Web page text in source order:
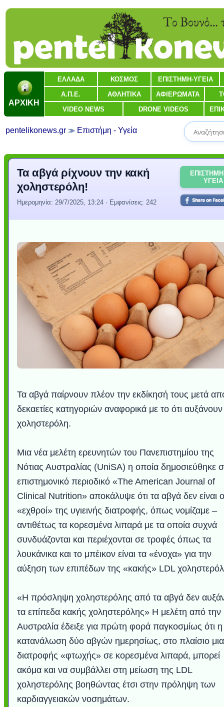
ΑΡΧΙΚΗ
ΕΛΛΑΔΑ ΚΟΣΜΟΣ ΕΠΙΣΤΗΜΗ-ΥΓΕΙΑ
Α.Π.Ε. ΑΘΛΗΤΙΚΑ ΑΦΙΕΡΩΜΑΤΑ
VIDEO NEWS DRONE VIDEOS
pentelikonews.gr Επιστήμη - Υγεία
ΕΠΙΣΤΗΜΗ
ΥΓΕΙΑ
Τα αβγά ρίχνουν την κακή
χοληστερόλη!
Ημερομηνία: 29/7/2025, 13:24 · Εμφανίσεις: 242
Τα αβγά παίρνουν πλέον την εκδίκησή τους μετά
δεκαετίες κατηγοριών αναφορικά με το ότι
χοληστερόλη.
Μια νέα μελέτη ερευνητών του Πανεπιστημίου της
Νότιας Αυστραλίας (UniSA) η οποία δημοσιεύθηκε
επιστημονικό περιοδικό «The American Journal of
Clinical Nutrition» αποκάλυψε ότι τα αβγά δεν είναι
«εχθροί» της υγιεινής διατροφής, όπως νομίζαμε –
αντιθέτως τα κορεσμένα λιπαρά με τα οποία συχνά
συνδυάζονται και περιέχονται σε τροφές όπως τα
λουκάνικα και το μπέικον είναι τα «ένοχα» για την
αύξηση των επιπέδων της «κακής» LDL
«Η πρόσληψη χοληστερόλης από τα αβγά δεν
τα επίπεδα κακής χοληστερόλης» Η μελέτη από την
Αυστραλία έδειξε για πρώτη φορά παγκοσμίως ότι η
κατανάλωση δύο αβγών ημερησίως, στο πλαίσιο
διατροφής «φτωχής» σε κορεσμένα λιπαρά, μπορεί
ακόμα και να συμβάλλει στη μείωση της LDL
χοληστερόλης βοηθώντας έτσι στην πρόληψη των
καρδιαγγειακών νοσημάτων.
το παράθυρό
που κάνει το
κι απ' το
μωρό